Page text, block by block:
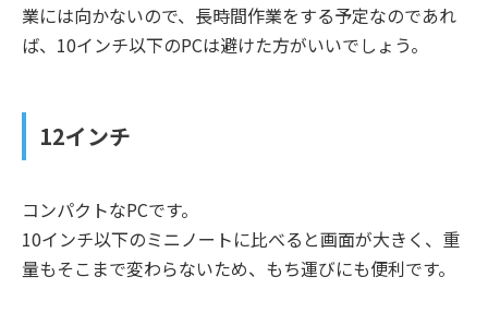
業には向かないので、長時間作業をする予定なのであれ
ば、10インチ以下のPCは避けた方がいいでしょう。
12インチ
コンパクトなPCです。
10インチ以下のミニノートに比べると画面が大きく、重
量もそこまで変わらないため、もち運びにも便利です。